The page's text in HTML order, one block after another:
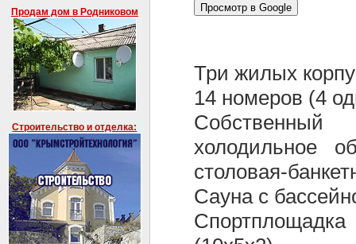
Продам дом в Родниковом
Строительство и отделка:
Три жилых
14 номеров (4
холодильное
столовая-
Сауна с